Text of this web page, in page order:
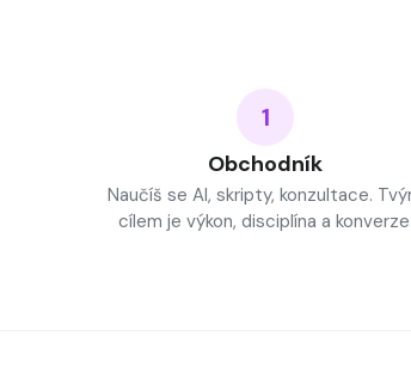
1
Obchodník
Naučíš se AI, skripty, konzultace.
cílem je výkon, disciplína a konverze.